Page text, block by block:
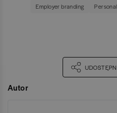
Employer branding
Autor